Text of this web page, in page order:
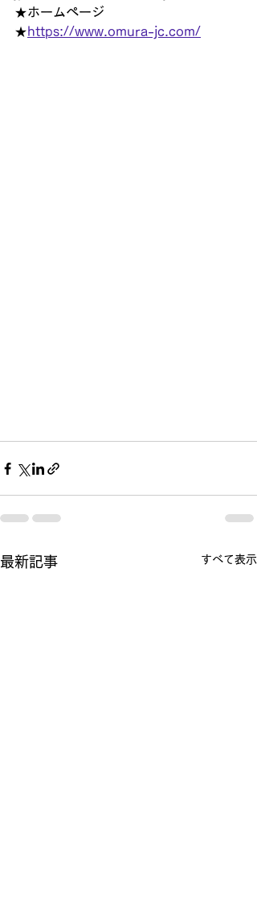
★ホームページ
★https://www.omura-jc.com/
最新記事 すべて表示